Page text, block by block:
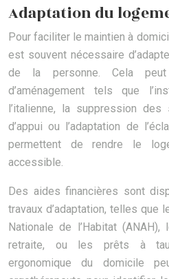
Adaptation du
Pour faciliter le maintien à
est souvent nécessaire
de la personne. Cela
d’aménagement tels que
l’italienne, la suppression
d’appui ou l’adaptation de
permettent de rendre le
accessible.
Des aides financières sont
travaux d’adaptation, telles que
Nationale de l’Habitat
retraite, ou les prêts à
ergonomique du domicile